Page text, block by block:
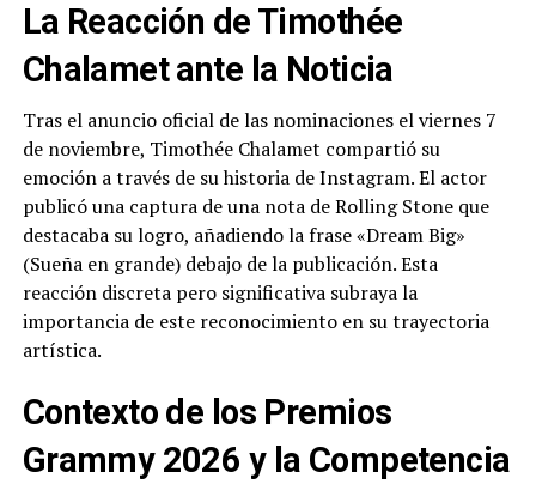
La Reacción de Timothée
Chalamet ante la Noticia
Tras el anuncio oficial de las nominaciones el viernes 7
de noviembre, Timothée Chalamet compartió su
emoción a través de su historia de Instagram. El actor
publicó una captura de una nota de Rolling Stone que
destacaba su logro, añadiendo la frase «Dream Big»
(Sueña en grande) debajo de la publicación. Esta
reacción discreta pero significativa subraya la
importancia de este reconocimiento en su trayectoria
artística.
Contexto de los Premios
Grammy 2026 y la Competencia